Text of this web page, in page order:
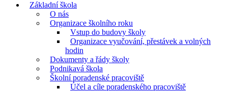
Základní škola
O nás
Organizace školního roku
Vstup do budovy školy
Organizace vyučování, přestávek a volných
hodin
Dokumenty a řády školy
Podnikavá škola
Školní poradenské pracoviště
Účel a cíle poradenského pracoviště